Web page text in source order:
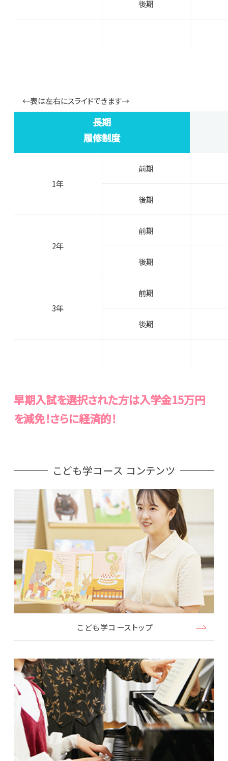
後期
←表は左右にスライドできます→
長期
履修制度
1年
前期
後期
2年
前期
後期
3年
前期
後期
早期入試を選択された方は入学金15万円
を減免！さらに経済的！
こども学コース コンテンツ
こども学コーストップ